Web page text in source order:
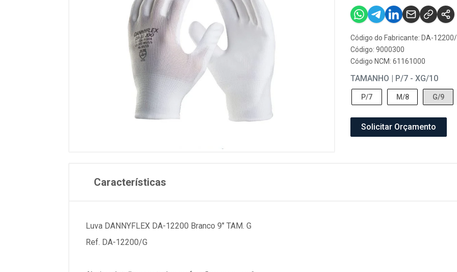
Código do Fabricante: DA-12200/
Código: 9000300
Código NCM: 61161000
TAMANHO | P/7 - XG/10
P/7 M/8 G/9
Solicitar Orçamento
Características
Luva DANNYFLEX DA-12200 Branco 9" TAM. G
Ref. DA-12200/G